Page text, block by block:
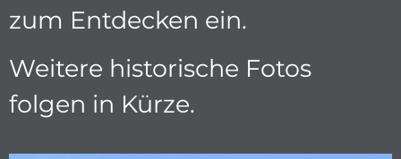
zum Entdecken ein.
Weitere historische Fotos
folgen in Kürze.